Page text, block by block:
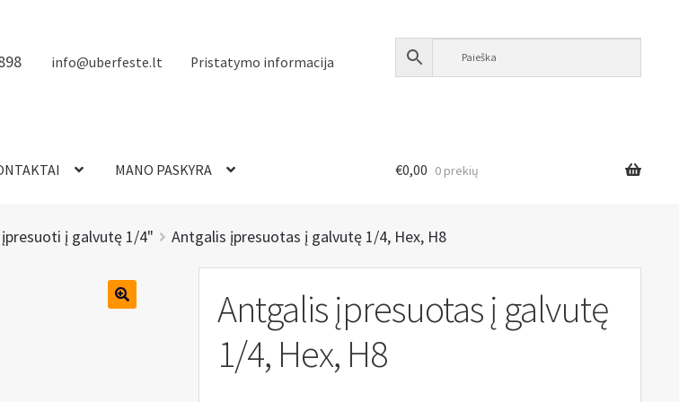
info@uberfeste.lt Pristatymo informacija
MANO PASKYRA €0,00 0 prekių
į galvutę 1/4" Antgalis įpresuotas į galvutę 1/4, Hex, H8
Antgalis įpresuotas į galvutę
1/4, Hex, H8